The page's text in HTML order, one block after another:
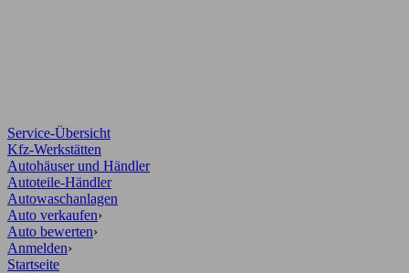
Service-Übersicht
Kfz-Werkstätten
Autohäuser und Händler
Autoteile-Händler
Autowaschanlagen
Auto verkaufen›
Auto bewerten›
Anmelden›
Startseite